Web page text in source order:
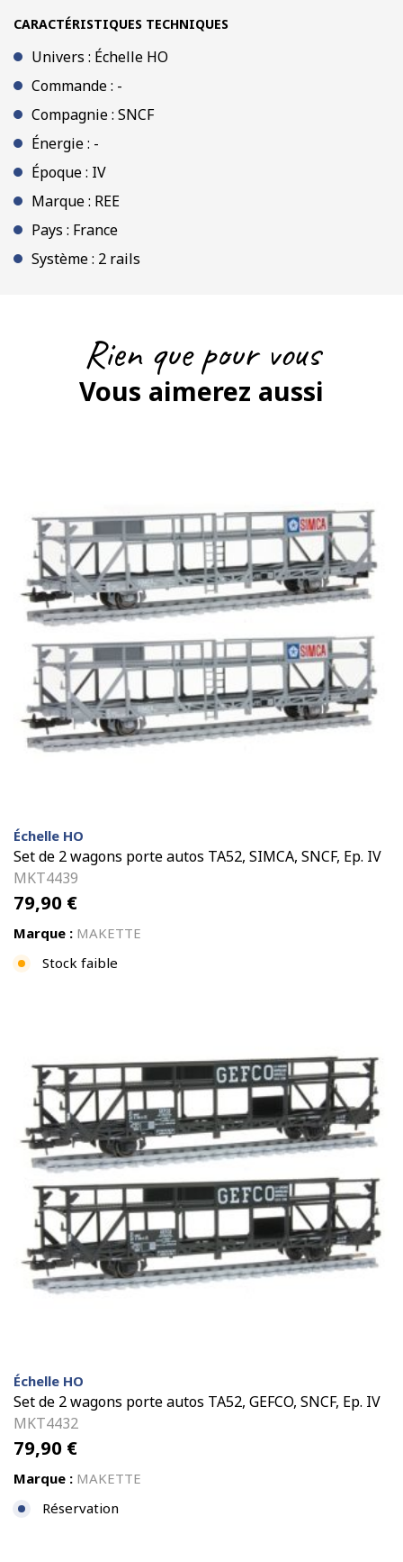
CARACTÉRISTIQUES TECHNIQUES
Univers : Échelle HO
Commande : -
Compagnie : SNCF
Énergie : -
Époque : IV
Marque : REE
Pays : France
Système : 2 rails
Rien que pour vous
Vous aimerez aussi
Échelle HO
Set de 2 wagons porte autos TA52, SIMCA, SNCF, Ep. IV
MKT4439
79,90 €
Marque : MAKETTE
Stock faible
Échelle HO
Set de 2 wagons porte autos TA52, GEFCO, SNCF, Ep. IV
MKT4432
79,90 €
Marque : MAKETTE
Réservation